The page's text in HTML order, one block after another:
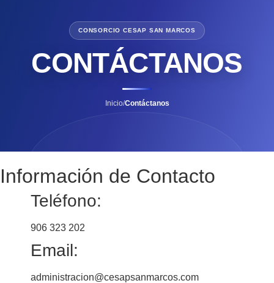
CONSORCIO CESAP SAN MARCOS
CONTÁCTANOS
Inicio/Contáctanos
Información de Contacto
Teléfono:
906 323 202
Email:
administracion@cesapsanmarcos.com